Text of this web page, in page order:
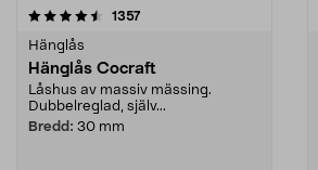
1357recensioner
Hänglås
Hänglås Cocraft
Låshus av massiv mässing.
Dubbelreglad, själv...
Bredd: 30 mm
4.0 av 5 stjärnor